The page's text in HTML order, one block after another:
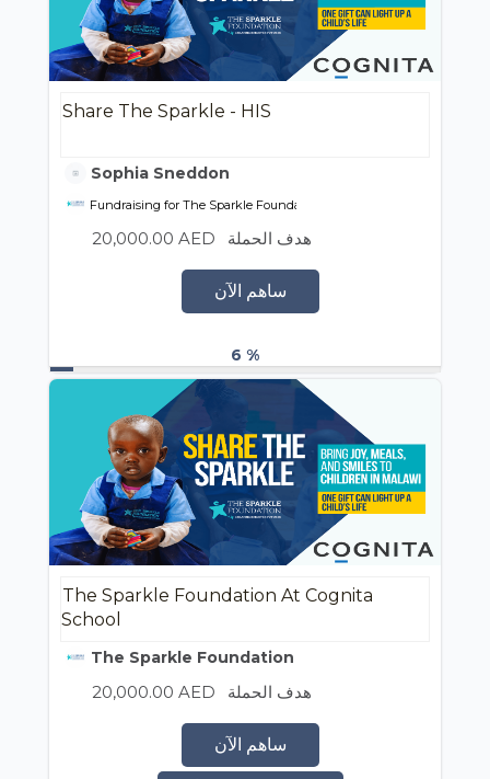
Share The Sparkle - HIS
Sophia Sneddon
Fundraising for The Sparkle Foundation
هدف الحملة 20,000.00 AED
ساهم الآن
6 %
The Sparkle Foundation At Cognita
School
The Sparkle Foundation
هدف الحملة 20,000.00 AED
ساهم الآن